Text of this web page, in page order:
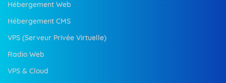
Hébergement Web
Hébergement CMS
VPS (Serveur Privée Virtuelle)
Radio Web
VPS & Cloud